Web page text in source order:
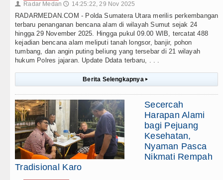
👤 Radar Medan 🕔 14:25:22, 29 Nov 2025
RADARMEDAN.COM - Polda Sumatera Utara merilis perkembangan
terbaru penanganan bencana alam di wilayah Sumut sejak 24
hingga 29 November 2025. Hingga pukul 09.00 WIB, tercatat 488
kejadian bencana alam meliputi tanah longsor, banjir, pohon
tumbang, dan angin puting beliung yang tersebar di 21 wilayah
hukum Polres jajaran. Update Ddata terbaru, . . .
Berita Selengkapnya ▸
Secercah
Harapan Alami
bagi Pejuang
Kesehatan,
Nyaman Pasca
Nikmati Rempah
Tradisional Karo